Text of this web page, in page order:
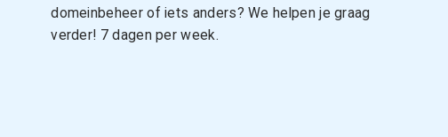
domeinbeheer of iets anders? We helpen je graag
verder! 7 dagen per week.